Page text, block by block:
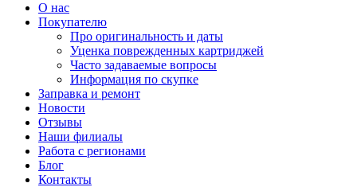
О нас
Покупателю
Про оригинальность и даты
Уценка поврежденных картриджей
Часто задаваемые вопросы
Информация по скупке
Заправка и ремонт
Новости
Отзывы
Наши филиалы
Работа с регионами
Блог
Контакты